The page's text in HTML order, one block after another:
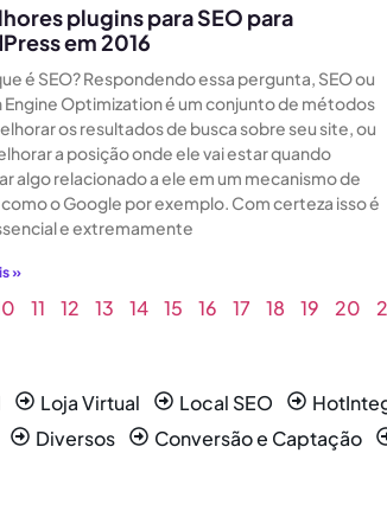
plugins para SEO para
em 2016
é SEO? Respondendo essa pergunta, SEO ou
Engine Optimization é um conjunto de métodos
os resultados de busca sobre seu site, ou
a posição onde ele vai estar quando
algo relacionado a ele em um mecanismo de
o Google por exemplo. Com certeza isso é
e extremamente
»
11 12 13 14 15 16 17 18 19 20
Loja Virtual Local SEO
Diversos Conversão e Captação